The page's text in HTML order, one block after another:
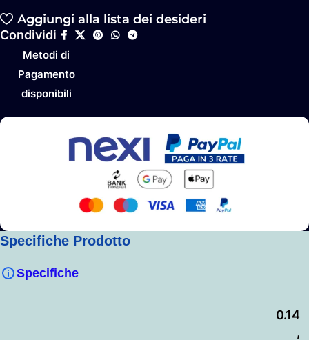
Aggiungi alla lista dei desideri
Condividi
Metodi di
Pagamento
disponibili
Specifiche Prodotto
Specifiche
0.14
,